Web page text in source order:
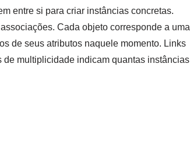
entre si para criar instâncias concretas.
Cada objeto corresponde a uma
de seus atributos naquele momento. Links
multiplicidade indicam quantas instâncias